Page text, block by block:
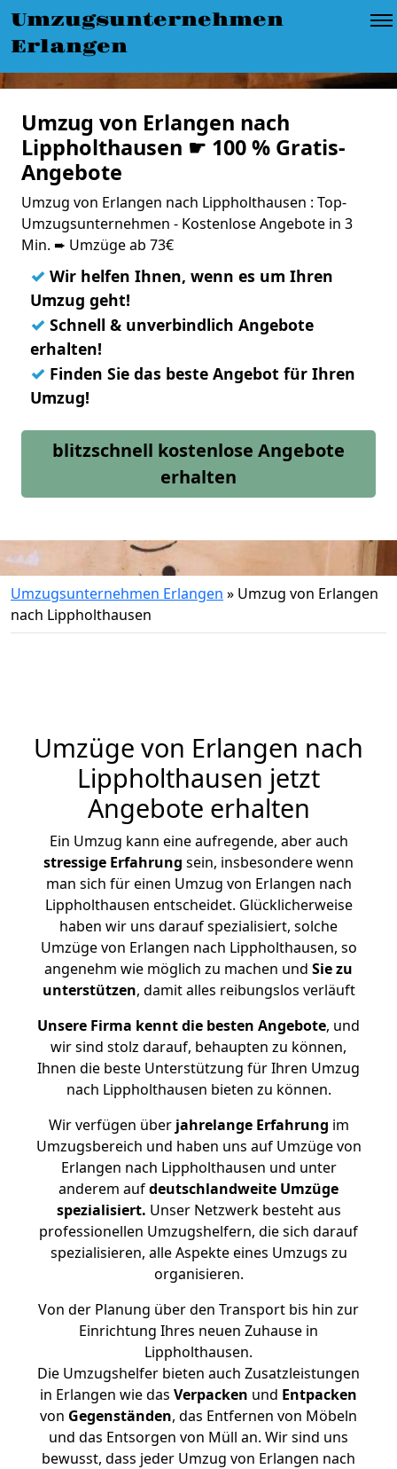
Umzugsunternehmen
Erlangen
Umzug von Erlangen nach
Lippholthausen ☛ 100 % Gratis-
Angebote
Umzug von Erlangen nach Lippholthausen : Top-
Umzugsunternehmen - Kostenlose Angebote in 3
Min. ➨ Umzüge ab 73€
✓ Wir helfen Ihnen, wenn es um Ihren
Umzug geht!
✓ Schnell & unverbindlich Angebote
erhalten!
✓ Finden Sie das beste Angebot für Ihren
Umzug!
blitzschnell kostenlose Angebote
erhalten
Umzugsunternehmen Erlangen » Umzug von Erlangen
nach Lippholthausen
Umzüge von Erlangen nach
Lippholthausen jetzt
Angebote erhalten
Ein Umzug kann eine aufregende, aber auch
stressige Erfahrung sein, insbesondere wenn
man sich für einen Umzug von Erlangen nach
Lippholthausen entscheidet. Glücklicherweise
haben wir uns darauf spezialisiert, solche
Umzüge von Erlangen nach Lippholthausen, so
angenehm wie möglich zu machen und Sie zu
unterstützen, damit alles reibungslos verläuft
Unsere Firma kennt die besten Angebote, und
wir sind stolz darauf, behaupten zu können,
Ihnen die beste Unterstützung für Ihren Umzug
nach Lippholthausen bieten zu können.
Wir verfügen überjahrelange Erfahrung im
Umzugsbereich und haben uns auf Umzüge von
Erlangen nach Lippholthausen und unter
anderem aufdeutschlandweite Umzüge
spezialisiert. Unser Netzwerk besteht aus
professionellen Umzugshelfern, die sich darauf
spezialisieren, alle Aspekte eines Umzugs zu
organisieren.
Von der Planung über den Transport bis hin zur
Einrichtung Ihres neuen Zuhause in
Lippholthausen.
Die Umzugshelfer bieten auch Zusatzleistungen
in Erlangen wie das Verpacken und Entpacken
von Gegenständen, das Entfernen von Möbeln
und das Entsorgen von Müll an. Wir sind uns
bewusst, dass jeder Umzug von Erlangen nach